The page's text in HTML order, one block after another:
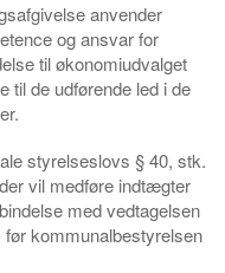
anvender
og ansvar for
til økonomiudvalget
til de udførende led i de
styrelseslovs § 40, stk.
vil medføre indtægter
med vedtagelsen
kommunalbestyrelsen